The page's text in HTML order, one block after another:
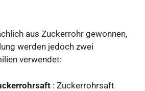
aus Zuckerrohr gewonnen,
werden jedoch zwei
verwendet:
: Zuckerrohrsaft